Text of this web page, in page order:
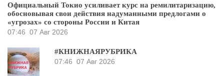
Официальный Токио усиливает курс на ремилитаризацию,
обосновывая свои действия надуманными предлогами о
«угрозах» со стороны России и Китая
07:46 07 Авг 2026
#КНИЖНАЯРУБРИКА
07:46 07 Авг 2026